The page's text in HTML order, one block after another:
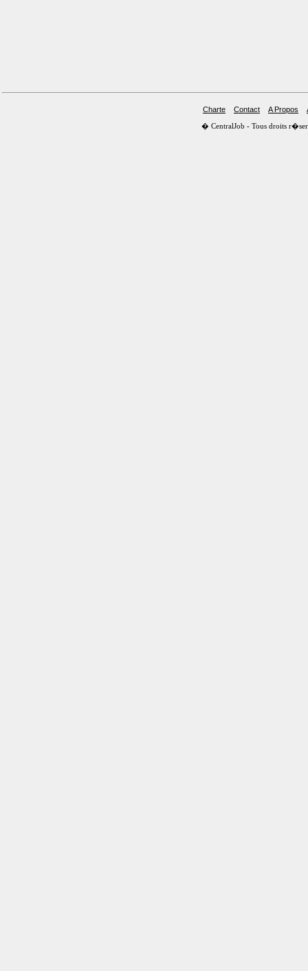
Charte Contact A Propos
� CentralJob - Tous droits